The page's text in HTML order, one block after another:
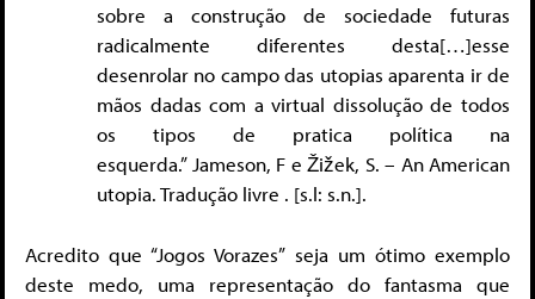
sobre a construção de sociedade futuras
radicalmente diferentes desta[…]esse
desenrolar no campo das utopias aparenta ir de
mãos dadas com a virtual dissolução de todos
os tipos de pratica política na
esquerda.” Jameson, F e Žižek, S. – An American
utopia. Tradução livre . [s.l: s.n.].
Acredito que “Jogos Vorazes” seja um ótimo exemplo
deste medo, uma representação do fantasma que